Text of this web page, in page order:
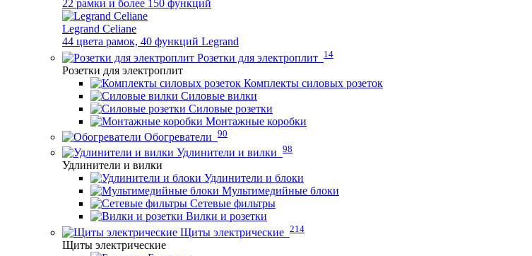
22 рамки и более 150 функций
Legrand Celiane
44 цвета рамок, 40 функций Legrand
Розетки для электроплит 14
Розетки для электроплит
Комплекты силовых розеток
Силовые вилки
Силовые розетки
Монтажные коробки
Обогреватели 90
Удлинители и вилки 98
Удлинители и вилки
Удлинители и блоки
Мультимедийные блоки
Сетевые фильтры
Вилки и розетки
Щиты электрические 214
Щиты электрические